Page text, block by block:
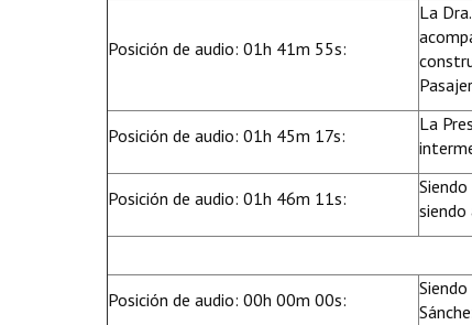
Posición de audio: 01h 41m 55s:
La
Posición de audio: 01h 45m 17s:
La
Posición de audio: 01h 46m 11s:
siendo
Posición de audio: 00h 00m 00s: